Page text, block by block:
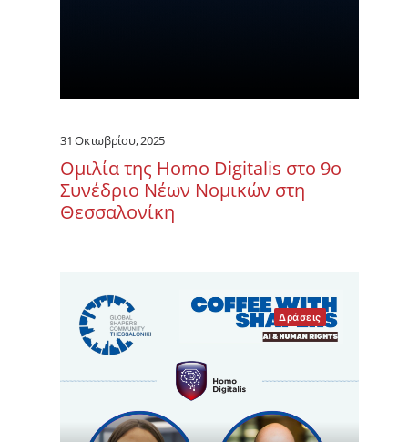
31 Οκτωβρίου, 2025
Ομιλία της Homo Digitalis στο 9ο
Συνέδριο Νέων Νομικών στη
Θεσσαλονίκη
Δράσεις